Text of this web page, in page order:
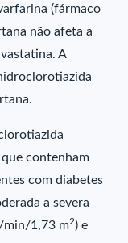
(fármaco
não afeta a
A
contenham
com diabetes
a severa
min/1,73 m2) e